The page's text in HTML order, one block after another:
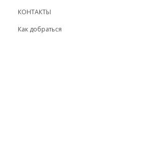
КОНТАКТЫ
Как добраться